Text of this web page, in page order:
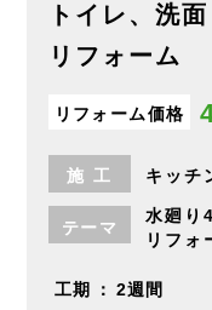
トイレ、洗
リフォーム
リフォーム価格
施工 キッチ
テーマ
水廻り
リフォ
工期 2週間